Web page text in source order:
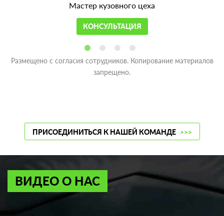
Мастер кузовного цеха
КОНСУЛЬТАЦИЯ
Размещено с согласия сотрудников. Копирование материалов
запрещено.
ПРИСОЕДИНИТЬСЯ К НАШЕЙ КОМАНДЕ >>>
ВИДЕО О НАС